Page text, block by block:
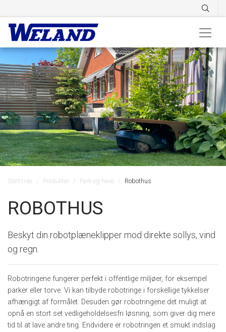
Startside Produkter Park og have Robothus
ROBOTHUS
Beskyt din robotplæneklipper mod direkte sollys, vind
og regn.
Robotringene fungerer perfekt i offentlige miljøer, for eksempel
parker eller torve. Vi kan tilbyde robotringe i forskellige tykkelser
afhængigt af formålet. Desuden gør robotringene det muligt at
opnå en stort set vedligeholdelsesfri løsning, som giver dig mere
tid til at lave andre ting. Endvidere er robotringen et smukt indslag